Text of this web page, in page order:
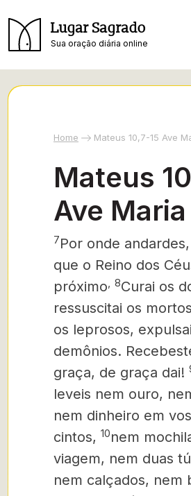
Lugar Sagrado
Sua oração diária online
Home Mateus 10,7-15 Ave
Mateus
Ave Maria
7Por onde
que o Reino dos
próximo 8Curai os
ressuscitai os
os leprosos,
demô­nios.
graça, de graça dai!
leveis nem ouro,
nem dinheiro em
cintos, 10nem
viagem, nem duas
nem calçados, nem